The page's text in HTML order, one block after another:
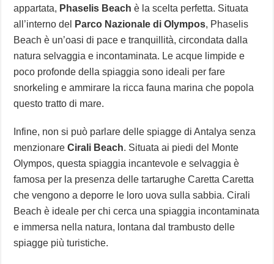
appartata, Phaselis Beach è la scelta perfetta. Situata
all’interno del
Parco Nazionale di Olympos, Phaselis
Beach è un’oasi di pace e tranquillità, circondata dalla
natura selvaggia e incontaminata. Le acque limpide e
poco profonde della spiaggia sono ideali per fare
snorkeling e ammirare la ricca fauna marina che popola
questo tratto di mare.
Infine, non si può parlare delle spiagge di Antalya senza
menzionareCirali Beach. Situata ai piedi del Monte
Olympos, questa spiaggia incantevole e selvaggia è
famosa per la presenza delle tartarughe Caretta Caretta
che vengono a deporre le loro uova sulla sabbia. Cirali
Beach è ideale per chi cerca una spiaggia incontaminata
e immersa nella natura, lontana dal trambusto delle
spiagge più turistiche.